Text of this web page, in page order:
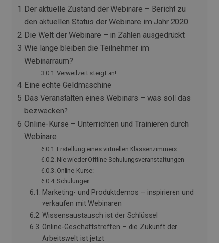
Der aktuelle Zustand der Webinare – Bericht zu
den aktuellen Status der Webinare im Jahr 2020
Die Welt der Webinare – in Zahlen ausgedrückt
Wie lange bleiben die Teilnehmer im
Webinarraum?
Verweilzeit steigt an!
Eine echte Geldmaschine
Das Veranstalten eines Webinars – was soll das
bezwecken?
Online-Kurse – Unterrichten und Trainieren durch
Webinare
Erstellung eines virtuellen Klassenzimmers
Nie wieder Offline-Schulungsveranstaltungen
Online-Kurse:
Schulungen:
Marketing- und Produktdemos – inspirieren und
verkaufen mit Webinaren
Wissensaustausch ist der Schlüssel
Online-Geschäftstreffen – die Zukunft der
Arbeitswelt ist jetzt